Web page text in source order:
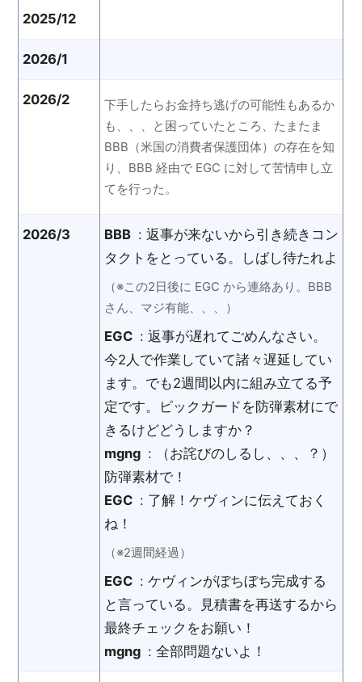
2025/12
2026/1
2026/2
下手したらお金持ち逃げの可能性もあるか
も、、、と困っていたところ、たまたま
BBB（米国の消費者保護団体）の存在を知
り、BBB 経由で EGC に対して苦情申し立
てを行った。
2026/3 BBB : 返事が来ないから引き続きコン
タクトをとっている。しばし待たれよ
（※この2日後に EGC から連絡あり。BBB
さん、マジ有能、、、）
EGC : 返事が遅れてごめんなさい。
今2人で作業していて諸々遅延してい
ます。でも2週間以内に組み立てる予
定です。ピックガードを防弾素材にで
きるけどどうしますか？
mgng : （お詫びのしるし、、、？）
防弾素材で！
EGC : 了解！ケヴィンに伝えておく
ね！
（※2週間経過）
EGC : ケヴィンがぼちぼち完成する
と言っている。見積書を再送するから
最終チェックをお願い！
mgng : 全部問題ないよ！